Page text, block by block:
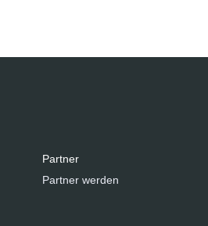
Partner
Partner werden